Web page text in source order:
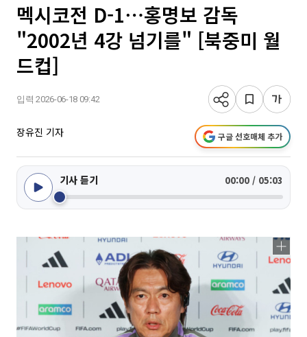
멕시코전 D-1⋯홍명보 감독
"2002년 4강 넘기를" [북중미 월
드컵]
입력 2026-06-18 09:42
장유진 기자 구글 선호매체 추가
기사 듣기 00:00 / 05:03